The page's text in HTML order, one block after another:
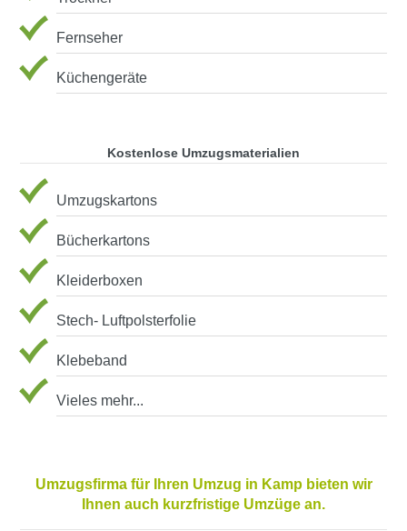
Fernseher
Küchengeräte
Kostenlose Umzugsmaterialien
Umzugskartons
Bücherkartons
Kleiderboxen
Stech- Luftpolsterfolie
Klebeband
Vieles mehr...
Umzugsfirma für Ihren Umzug in Kamp bieten wir
Ihnen auch kurzfristige Umzüge an.